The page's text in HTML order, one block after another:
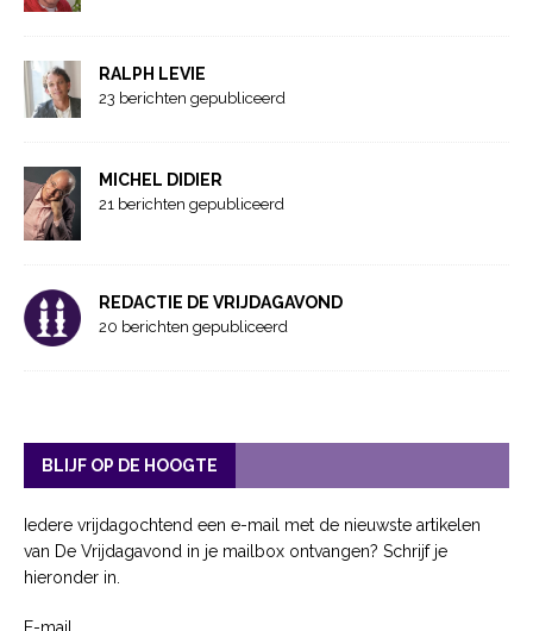
RALPH LEVIE
23 berichten gepubliceerd
MICHEL DIDIER
21 berichten gepubliceerd
REDACTIE DE VRIJDAGAVOND
20 berichten gepubliceerd
BLIJF OP DE HOOGTE
Iedere vrijdagochtend een e-mail met de nieuwste artikelen
van De Vrijdagavond in je mailbox ontvangen? Schrijf je
hieronder in.
E-mail